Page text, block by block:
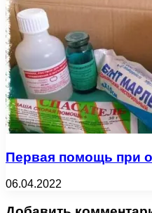
Первая помощь при
06.04.2022